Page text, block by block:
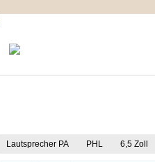
Lautsprecher PA PHL 6,5 Zoll